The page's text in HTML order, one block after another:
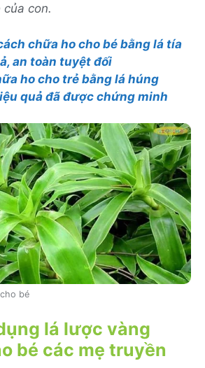
con.
chữa ho cho bé bằng lá tía
an toàn tuyệt đối
ho cho trẻ bằng lá húng
quả đã được chứng minh
bé
lá lược vàng
bé các mẹ truyền